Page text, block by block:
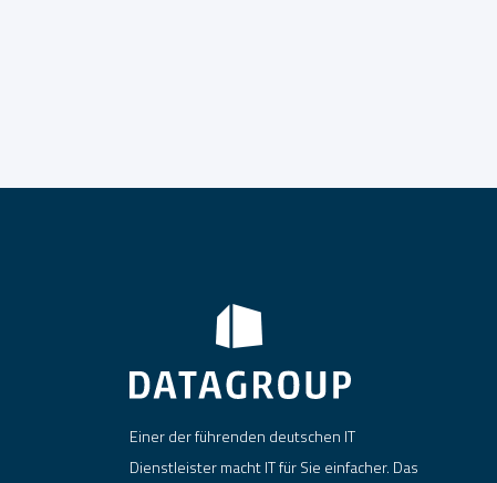
Einer der führenden deutschen IT
Dienstleister macht IT für Sie einfacher. Das